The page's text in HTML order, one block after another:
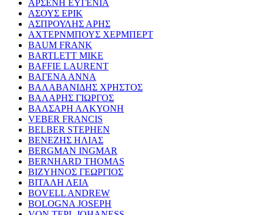
ΑΡΣΕΝΗ ΕΥΓΕΝΙΑ
ΑΣΟΥΣ ΕΡΙΚ
ΑΣΠΡΟΥΛΗΣ ΑΡΗΣ
ΑΧΤΕΡΝΜΠΟΥΣ ΧΕΡΜΠΕΡΤ
BAUM FRANK
BARTLETT MIKE
BAFFIE LAURENT
ΒΑΓΕΝΑ ΑΝΝΑ
ΒΑΛΑΒΑΝΙΔΗΣ ΧΡΗΣΤΟΣ
ΒΑΛΑΡΗΣ ΓΙΩΡΓΟΣ
ΒΑΛΣΑΡΗ ΑΛΚΥΟΝΗ
VEBER FRANCIS
BELBER STEPHEN
ΒΕΝΕΖΗΣ ΗΛΙΑΣ
BERGMAN INGMAR
BERNHARD THOMAS
ΒΙΖΥΗΝΟΣ ΓΕΩΡΓΙΟΣ
ΒΙΤΑΛΗ ΛΕΙΑ
BOVELL ANDREW
BOLOGNA JOSEPH